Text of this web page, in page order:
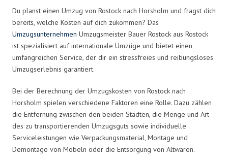
Du planst einen Umzug von Rostock nach Horsholm und fragst dich
bereits, welche Kosten auf dich zukommen? Das
Umzugsunternehmen Umzugsmeister Bauer Rostock aus Rostock
ist spezialisiert auf internationale Umzüge und bietet einen
umfangreichen Service, der dir ein stressfreies und reibungsloses
Umzugserlebnis garantiert.
Bei der Berechnung der Umzugskosten von Rostock nach
Horsholm spielen verschiedene Faktoren eine Rolle. Dazu zählen
die Entfernung zwischen den beiden Städten, die Menge und Art
des zu transportierenden Umzugsguts sowie individuelle
Serviceleistungen wie Verpackungsmaterial, Montage und
Demontage von Möbeln oder die Entsorgung von Altwaren.